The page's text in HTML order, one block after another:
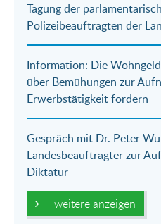
Tagung der
Polizeibeauftragten der
Information: Die
über Bemühungen zur
Erwerbstätigkeit fordern
Gespräch mit Dr. Peter
Landesbeauftragter zur
Diktatur
weitere anzeigen